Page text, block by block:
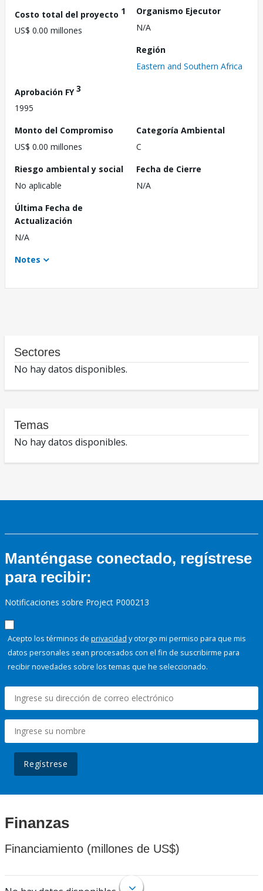
Costo total del proyecto 1
US$ 0.00 millones
Organismo Ejecutor
N/A
Región
Eastern and Southern Africa
Aprobación FY3
1995
Monto del Compromiso
US$ 0.00 millones
Categoría Ambiental
C
Riesgo ambiental y social
No aplicable
Fecha de Cierre
N/A
Última Fecha de
Actualización
N/A
Notes
Sectores
No hay datos disponibles.
Temas
No hay datos disponibles.
Manténgase conectado, regístrese
para recibir:
Notificaciones sobre Project P000213
Acepto los términos de privacidad y otorgo mi permiso para que mis
datos personales sean procesados con el fin de suscribirme para
recibir novedades sobre los temas que he seleccionado.
Regístrese
Finanzas
Financiamiento (millones de US$)